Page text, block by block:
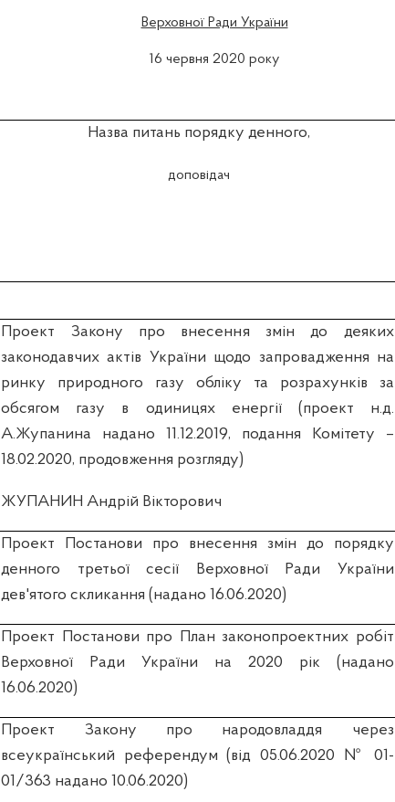
Верховної Ради України
16 червня 2020 року
Назва питань порядку денного,
доповідач
Проект Закону про внесення змін до деяких
законодавчих актів України щодо запровадження на
ринку природного газу обліку та розрахунків за
обсягом газу в одиницях енергії (проект н.д.
А.Жупанина надано 11.12.2019, подання Комітету –
18.02.2020, продовження розгляду)
ЖУПАНИН Андрій Вікторович
Проект Постанови про внесення змін до порядку
денного третьої сесії Верховної Ради України
дев'ятого скликання (надано 16.06.2020)
Проект Постанови про План законопроектних робіт
Верховної Ради України на 2020 рік (надано
16.06.2020)
Проект Закону про народовладдя через
всеукраїнський референдум (вiд 05.06.2020 № 01-
01/363 надано 10.06.2020)